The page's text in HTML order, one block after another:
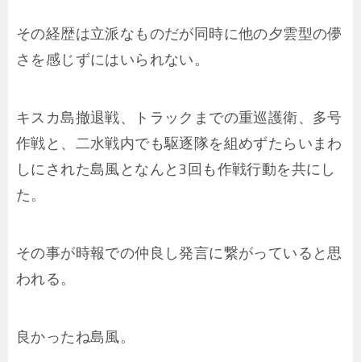
その経歴は立派なものだが同時に他の夕雲型の儚
さを感じずにはいられない。
キスカ島撤退戦、トラックまでの重巡護衛、多号
作戦と、二水戦内でも駆逐隊を組めずたらいまわ
しにされた島風となんと3回も作戦行動を共にし
た。
その事が時報での仲良し発言に繋がっていると思
われる。
良かったね島風。